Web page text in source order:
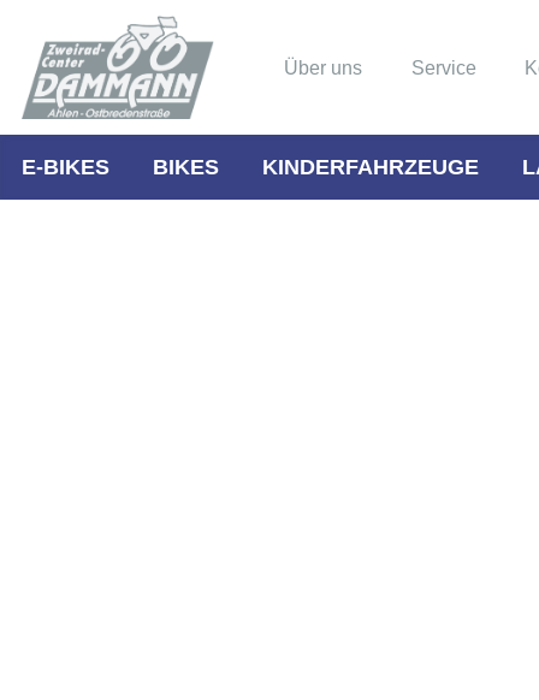
Über uns Service
E-BIKES BIKES KINDERFAHRZEUGE